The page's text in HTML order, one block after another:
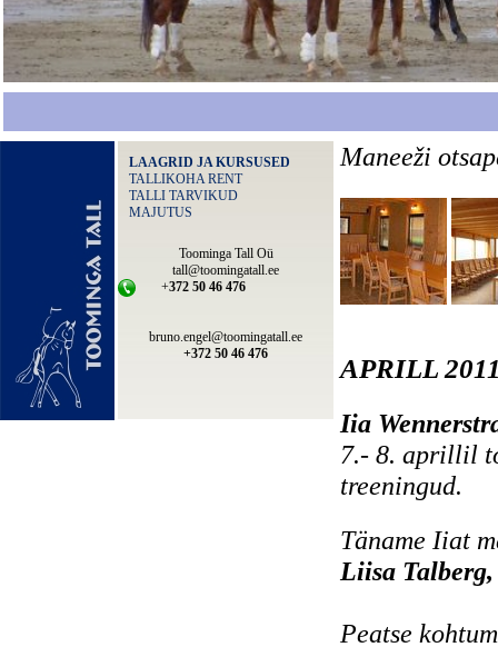
LAAGRID JA KURSUSED
TALLIKOHA RENT
TALLI TARVIKUD
MAJUTUS
Toominga Tall Oü
tall@toomingatall.ee
+372 50 46 476
bruno.engel@toomingatall.ee
+372 50 46 476
Maneeži
APRILL
Iia
7.- 8. aprillil
treeningud.
Täname Iiat
Liisa
Peatse